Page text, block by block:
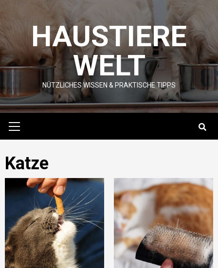
content HAUSTIERE
WELT
NÜTZLICHES WISSEN & PRAKTISCHE TIPPS
Menu
Katze